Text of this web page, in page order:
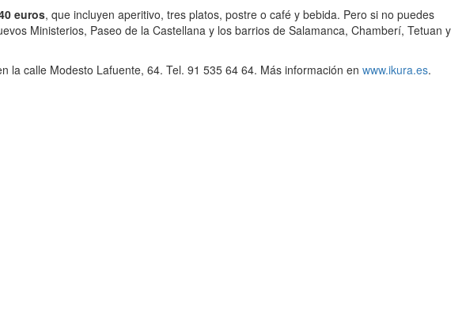
euros, que incluyen aperitivo, tres platos, postre o café y bebida. Pero si no puedes
Ministerios, Paseo de la Castellana y los barrios de Salamanca, Chamberí, Tetuan y
la calle Modesto Lafuente, 64. Tel. 91 535 64 64. Más información en www.ikura.es.